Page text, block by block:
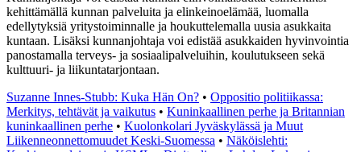
kehittämällä kunnan palveluita ja elinkeinoelämää, luomalla
edellytyksiä yritystoiminnalle ja houkuttelemalla uusia asukkaita
kuntaan. Lisäksi kunnanjohtaja voi edistää asukkaiden hyvinvointia
panostamalla terveys- ja sosiaalipalveluihin, koulutukseen sekä
kulttuuri- ja liikuntatarjontaan.
Suzanne Innes-Stubb: Kuka Hän On? • Oppositio politiikassa:
Merkitys, tehtävät ja vaikutus • Kuninkaallinen perhe ja Britannian
kuninkaallinen perhe • Kuolonkolari Jyväskylässä ja Muut
Liikenneonnettomuudet Keski-Suomessa • Näköislehti: